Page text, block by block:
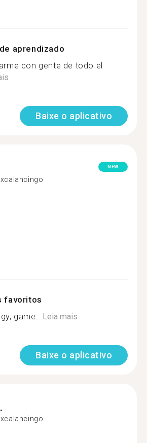
aprendizado
con gente de todo el
Baixe o aplicativo
NEW
favoritos
game... Leia mais
Baixe o aplicativo